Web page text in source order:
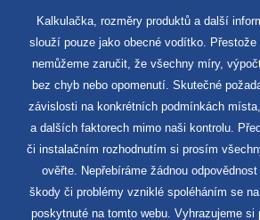
Kalkulačka, rozměry produktů a další
slouží pouze jako obecné vodítko. Přestože
nemůžeme zaručit, že všechny míry,
bez chyb nebo opomenutí. Skutečné
závislosti na konkrétních podmínkách
a dalších faktorech mimo naši kontrolu.
či instalačním rozhodnutím si prosím
ověřte. Nepřebíráme žádnou
škody či problémy vzniklé spoléháním se
poskytnuté na tomto webu. Vyhrazujeme si